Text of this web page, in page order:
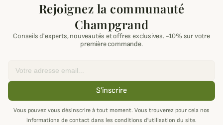
Rejoignez la communauté
Champgrand
Conseils d'experts, nouveautés et offres exclusives. -10% sur votre
première commande.
S'inscrire
Vous pouvez vous désinscrire à tout moment. Vous trouverez pour cela nos
informations de contact dans les conditions d'utilisation du site.